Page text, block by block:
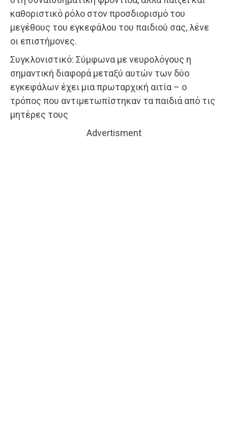
καθοριστικό ρόλο στον προσδιορισμό του
μεγέθους του εγκεφάλου του παιδιού σας, λένε
οι επιστήμονες.
Συγκλονιστικό: Σύμφωνα με νευρολόγους η
σημαντική διαφορά μεταξύ αυτών των δύο
εγκεφάλων έχει μια πρωταρχική αιτία – ο
τρόπος που αντιμετωπίστηκαν τα παιδιά από τις
μητέρες τους
Advertisment